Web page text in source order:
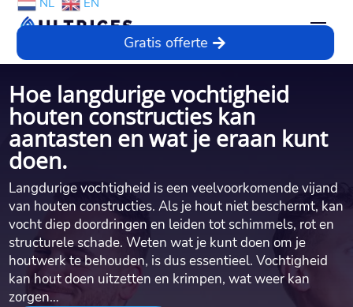
NL EN
Gratis offerte
Hoe langdurige vochtigheid
houten constructies kan
aantasten en wat je eraan kunt
doen.​
Langdurige vochtigheid is een veelvoorkomende vijand
van houten constructies.​ Als je hout niet beschermt, kan
vocht diep doordringen en leiden tot schimmels, rot en
structurele schade.​ Weten wat je kunt doen om je
houtwerk te behouden, is dus essentieel.​ Vochtigheid
kan hout doen uitzetten en krimpen, wat weer kan
zorgen…